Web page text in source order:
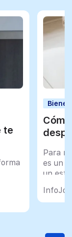
te
Para
es un
un